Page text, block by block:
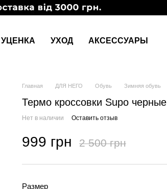
УЦЕНКА УХОД АКСЕССУАРЫ
Главная ДЛЯ НЕГО Обувь Зимняя обувь
Термо кроссовки Supo черные
Нет в наличии Оставить отзыв
999 грн 2 500 грн
Размер